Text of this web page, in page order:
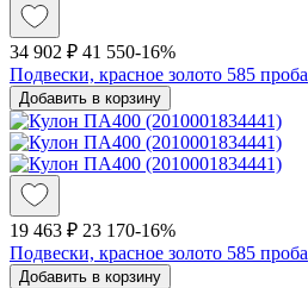
34 902 ₽ 41 550-16%
Подвески, красное золото 585 проба
Добавить в корзину
19 463 ₽ 23 170-16%
Подвески, красное золото 585 проба
Добавить в корзину